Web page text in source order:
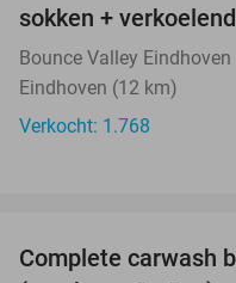
sokken +
Bounce Valley Eindhoven
Eindhoven (12 km)
Verkocht: 1.768
Complete carwash